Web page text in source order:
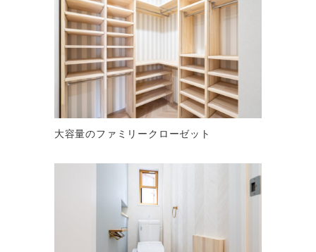
大容量のファミリークローゼット